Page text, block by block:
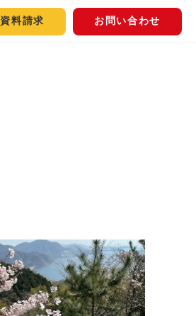
資料請求 お問い合わせ